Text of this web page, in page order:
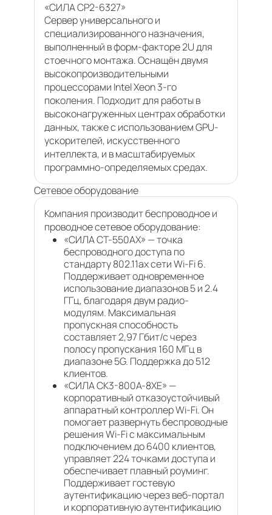
«СИЛА СР2-6327»
Сервер универсального и
специализированного назначения,
выполненный в форм-факторе 2U для
стоечного монтажа. Оснащён двумя
высокопроизводительными
процессорами Intel Xeon 3-го
поколения. Подходит для работы в
высоконагруженных центрах обработки
данных, также с использованием GPU-
ускорителей, искусственного
интеллекта, и в масштабируемых
программно-определяемых средах.
Сетевое оборудование
Компания производит беспроводное и
проводное сетевое оборудование:
«СИЛА СТ-550АХ» — точка
беспроводного доступа по
стандарту 802.11ax сети Wi-Fi 6.
Поддерживает одновременное
использование диапазонов 5 и 2.4
ГГц, благодаря двум радио-
модулям. Максимальная
пропускная способность
составляет 2,97 Гбит/с через
полосу пропускания 160 МГц в
диапазоне 5G. Поддержка до 512
клиентов.
«СИЛА СК3-800A-8XE» —
корпоративный отказоустойчивый
аппаратный контроллер Wi-Fi. Он
помогает развернуть беспроводные
решения Wi-Fi с максимальным
подключением до 6400 клиентов,
управляет 224 точками доступа и
обеспечивает плавный роуминг.
Поддерживает гостевую
аутентификацию через веб-портал
и корпоративную аутентификацию